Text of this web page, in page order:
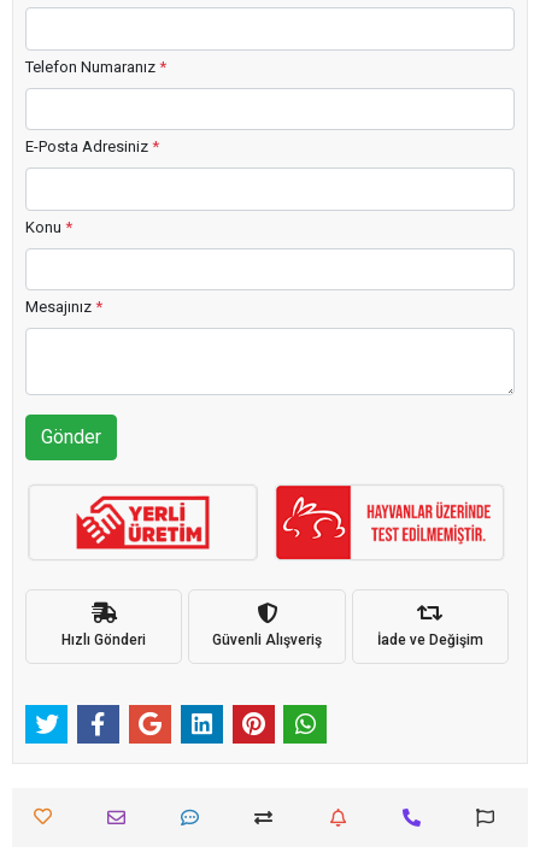
Telefon Numaranız *
E-Posta Adresiniz *
Konu *
Mesajınız *
Gönder
Hızlı Gönderi Güvenli Alışveriş İade ve Değişim